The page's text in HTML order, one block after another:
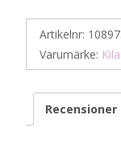
Artikelnr:
Varumärke:
Recensioner